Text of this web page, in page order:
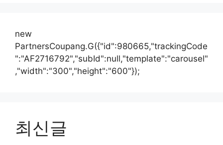
new
PartnersCoupang.G({"id":980665,"trackingCode
":"AF2716792","subId":null,"template":"carousel"
,"width":"300","height":"600"});
최신글